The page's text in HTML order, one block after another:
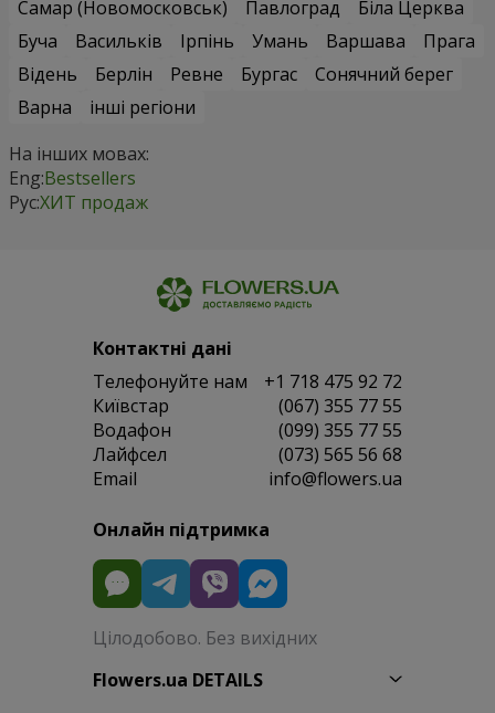
Самар (Новомосковськ)
Павлоград
Біла Церква
Буча
Васильків Ірпінь Умань Варшава
Прага
Відень
Берлін Ревне Бургас
Сонячний берег
Варна
інші регіони
На інших мовах:
Eng:Bestsellers
Рус:ХИТ продаж
Контактні дані
Телефонуйте нам
+1 718 475 92 72
Київстар
(067) 355 77 55
Водафон
(099) 355 77 55
Лайфсел
(073) 565 56 68
Email
info@flowers.ua
Онлайн підтримка
Цілодобово. Без вихідних
Flowers.ua DETAILS